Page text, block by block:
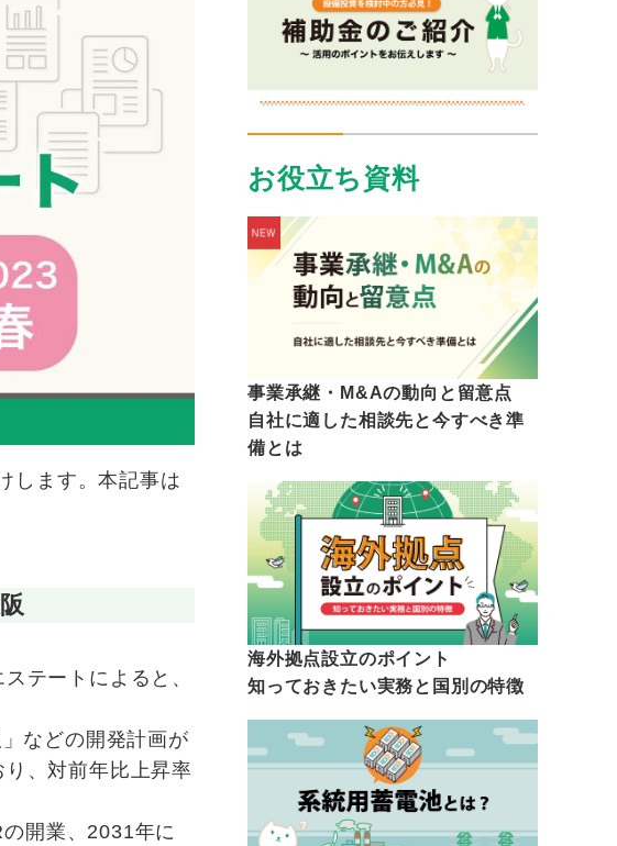
します。本記事は
テートによると、
などの開発計画が
、対前年比上昇率
開業、2031年に
お役立ち資料
事業承継・M&Aの動向と留意点
自社に適した相談先と今すべき準
備とは
海外拠点設立のポイント
知っておきたい実務と国別の特徴